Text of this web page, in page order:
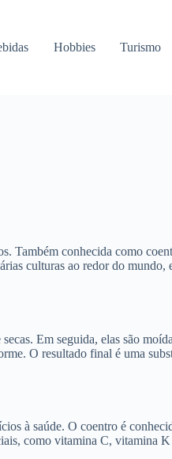
Hobbies Turismo
conhecida como
culturas ao redor do
Em seguida, elas são
O resultado final é uma
à saúde. O coentro é
como vitamina C, vitamina